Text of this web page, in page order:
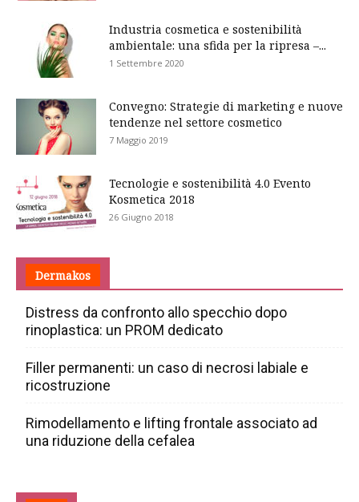
Industria cosmetica e sostenibilità
ambientale: una sfida per la ripresa –...
1 Settembre 2020
Convegno: Strategie di marketing e nuove
tendenze nel settore cosmetico
7 Maggio 2019
Tecnologie e sostenibilità 4.0 Evento
Kosmetica 2018
26 Giugno 2018
Dermakos
Distress da confronto allo specchio dopo
rinoplastica: un PROM dedicato
Filler permanenti: un caso di necrosi labiale e
ricostruzione
Rimodellamento e lifting frontale associato ad
una riduzione della cefalea